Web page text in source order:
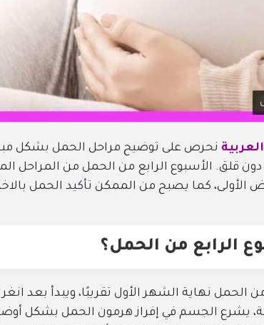
نحرص على توضيح مراحل الحمل بشكل
قلق. الأسبوع الرابع من الحمل من المراحل
الأولى، كما يصبح من الممكن تأكيد الحمل
الرابع من الحمل؟
من الحمل نهاية الشهر الأول تقريبًا، ويبدأ بعد
يشرع الجسم في إفراز هرمون الحمل بشكل